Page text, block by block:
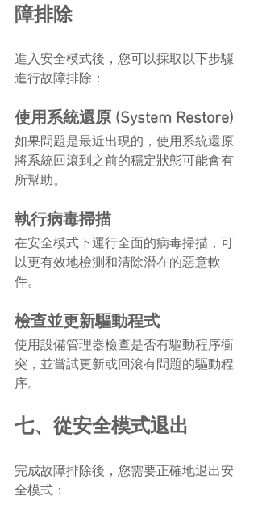
障排除
進入安全模式後，您可以採取以下步驟
進行故障排除：
使用系統還原 (System Restore)
如果問題是最近出現的，使用系統還原
將系統回滾到之前的穩定狀態可能會有
所幫助。
執行病毒掃描
在安全模式下運行全面的病毒掃描，可
以更有效地檢測和清除潛在的惡意軟
件。
檢查並更新驅動程式
使用設備管理器檢查是否有驅動程序衝
突，並嘗試更新或回滾有問題的驅動程
序。
七、從安全模式退出
完成故障排除後，您需要正確地退出安
全模式：